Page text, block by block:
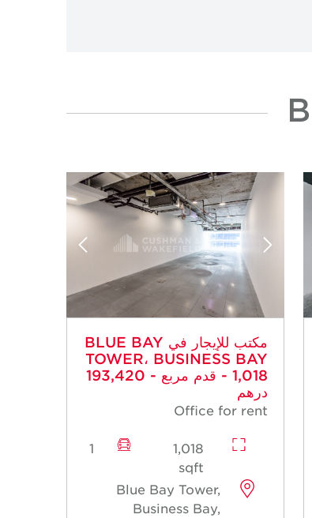
مكتب للإيجار في BLUE BAY
TOWER، BUSINESS BAY
- 1,018 قدم مربع - 193,420
درهم
Office for rent
1,018
sqft
1
Blue Bay Tower,
Business Bay,